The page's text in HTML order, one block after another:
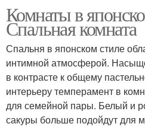
Комнаты в
Спальная комната
Спальня в японском стиле
интимной атмосферой.
в контрасте к общему
интерьеру темперамент в
для семейной пары. Белый и
сакуры больше подойдут для